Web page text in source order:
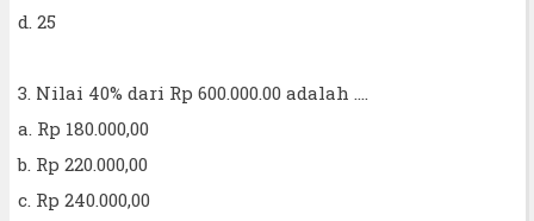
d. 25
3. Nilai 40% dari Rp 600.000.00 adalah ....
a. Rp 180.000,00
b. Rp 220.000,00
c. Rp 240.000,00